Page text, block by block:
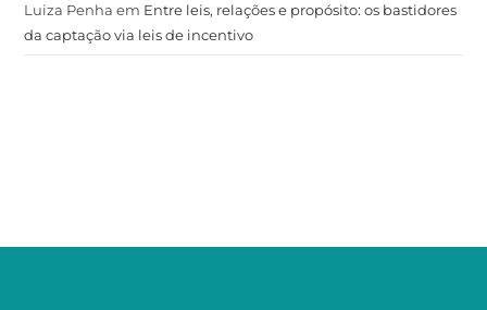
Luiza Penha em Entre leis, relações e propósito: os bastidores
da captação via leis de incentivo